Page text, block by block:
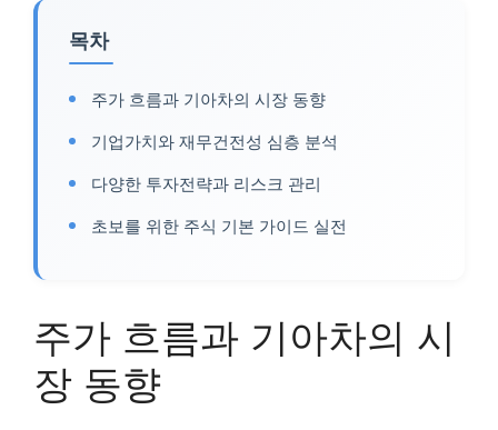
목차
주가 흐름과 기아차의 시장 동향
기업가치와 재무건전성 심층 분석
다양한 투자전략과 리스크 관리
초보를 위한 주식 기본 가이드 실전
주가 흐름과 기아차의 시
장 동향